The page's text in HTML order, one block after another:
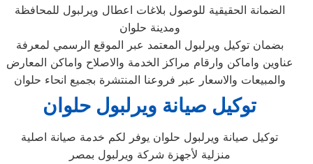
الضمانة الحقيقية للوصول بلاغات اعطال ويرلبول للمحافظة
ومدينة حلوان
بضمان توكيل ويرلبول المعتمد عبر الموقع الرسمي لمعرفة
عناوين واماكن وارقام مراكز الخدمة والاصلاح واماكن المعارض
والمبيعات والاسعار عبر فروعنا المنتشرة بجميع انحاء حلوان
توكيل صيانة ويرلبول حلوان
توكيل صيانة ويرلبول حلوان يوفر لكم خدمة صيانة اصلية
منزلية لأجهزة شركة ويرلبول بمصر